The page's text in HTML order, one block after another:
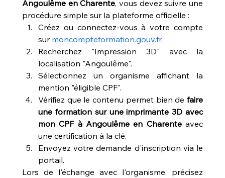
Angoulême en Charente, vous devez suivre une
procédure simple sur la plateforme officielle :
Créez ou connectez-vous à votre compte
sur moncompteformation.gouv.fr.
Recherchez "Impression 3D" avec la
localisation "Angoulême".
Sélectionnez un organisme affichant la
mention "éligible CPF".
Vérifiez que le contenu permet bien de faire
une formation sur une imprimante 3D avec
mon CPF à Angoulême en Charente avec
une certification à la clé.
Envoyez votre demande d'inscription via le
portail.
Lors de l'échange avec l'organisme, précisez